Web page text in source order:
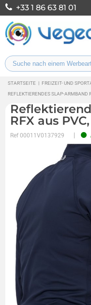
+33 1 86 63 81 01
STARTSEITE | FREIZEIT- UND
REFLEKTIERENDES SLAP-ARMBAND
RFX aus
Ref00011V0137929